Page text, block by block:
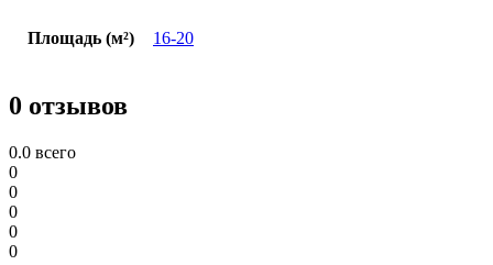
Площадь (м²) 16-20
0 отзывов
0.0 всего
0
0
0
0
0